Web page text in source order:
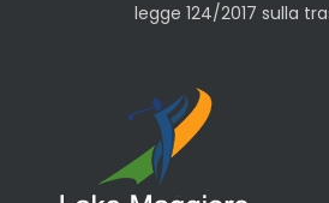
legge 124/2017 sulla